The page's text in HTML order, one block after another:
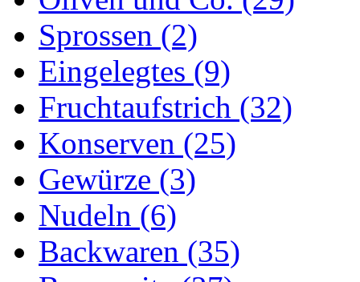
Sprossen (2)
Eingelegtes (9)
Fruchtaufstrich (32)
Konserven (25)
Gewürze (3)
Nudeln (6)
Backwaren (35)